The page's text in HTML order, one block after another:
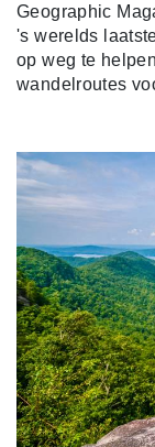
Geographic
's werelds
op weg te
wandelroutes